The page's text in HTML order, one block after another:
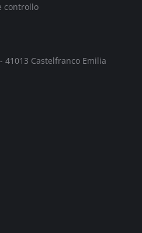
controllo
41013 Castelfranco Emilia